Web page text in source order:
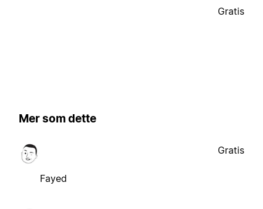
Gratis
Mer som dette
Fayed
Gratis